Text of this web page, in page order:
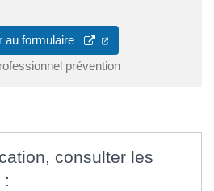
au formulaire
prévention
consulter les
: